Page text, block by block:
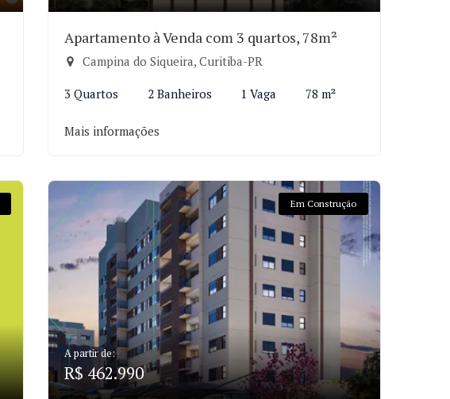
Apartamento à Venda com 3 quartos, 78m²
Campina do Siqueira, Curitiba-PR
3 Quartos 2 Banheiros 1 Vaga 78 m²
Mais informações
Em Construção
A partir de:
R$ 462.990